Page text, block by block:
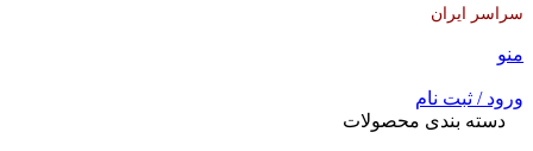
سراسر ایران
منو
ورود / ثبت نام
دسته بندی محصولات